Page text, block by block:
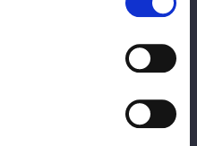
12:00
12月2日(月)
12:00